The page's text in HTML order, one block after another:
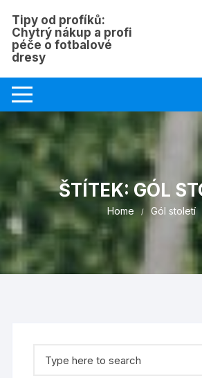
content
Tipy od profíků:
Chytrý nákup a profi
péče o fotbalové
dresy
ŠTÍTEK:GÓL
Home Gól století
for: